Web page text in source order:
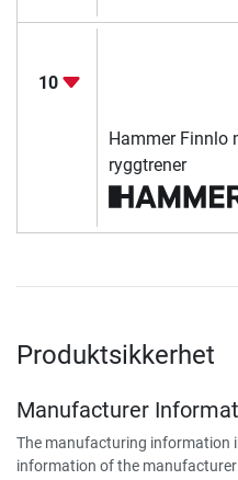
10
Hammer Finnlo
ryggtrener
Produktsikkerhet
Manufacturer
The manufacturing information
information of the